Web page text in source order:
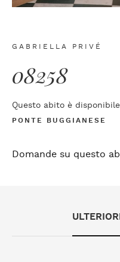
GABRIELLA PRIVÉ
08258
Questo abito è
PONTE BUGGIANESE
Domande su questo